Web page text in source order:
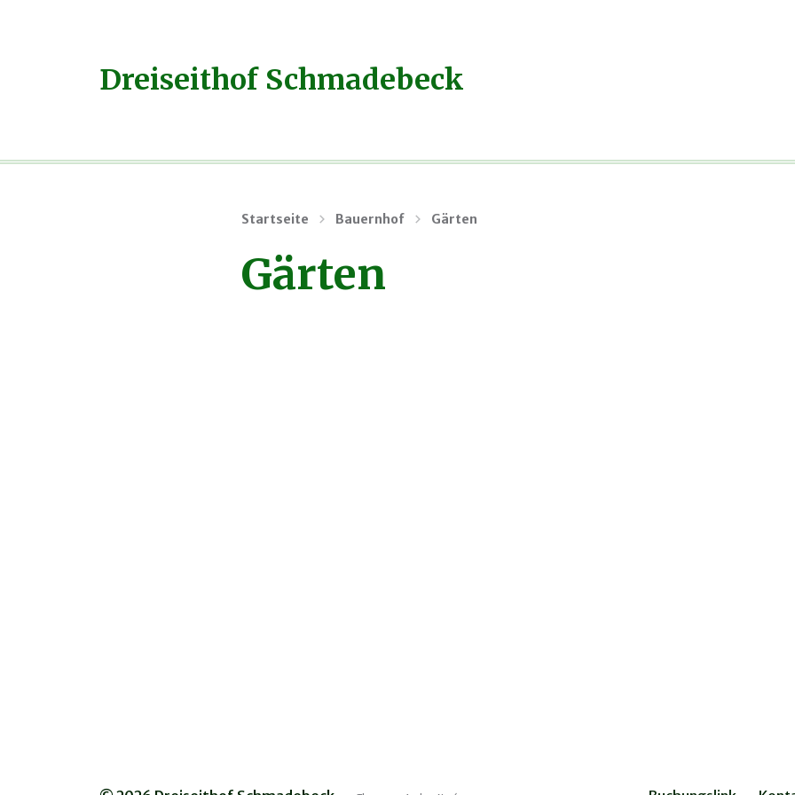
Dreiseithof Schmadebeck
Startseite Bauernhof Gärten
Gärten